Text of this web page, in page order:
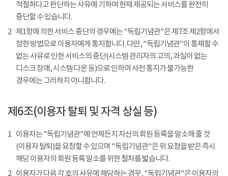
적절하다고 판단하는 사유에 기하여 현재 제공되는 서비스를 완전히
중단할 수 있습니다.
2 제1항에 의한 서비스 중단의 경우에는 "독립기념관"은 제7조 제2항에서
정한 방법으로 이용자에게 통지합니다. 다만, "독립기념관"이 통제할 수
없는 사유로 인한 서비스의 중단(시스템 관리자의 고의, 과실이 없는
디스크 장애, 시스템 다운 등)으로 인하여 사전 통지가 불가능한
경우에는 그러하지 아니합니다.
제6조(이용자 탈퇴 및 자격 상실 등)
1 이용자는 "독립기념관"에 언제든지 자신의 회원 등록을 말소해 줄 것
(이용자 탈퇴)을 요청할 수 있으며 "독립기념관"은 위 요청을 받은 즉시
해당 이용자의 회원 등록 말소를 위한 절차를 밟습니다.
2 이용자가 다음 각 호의 사유에 해당하는 경우, "독립기념관"은 이용자의